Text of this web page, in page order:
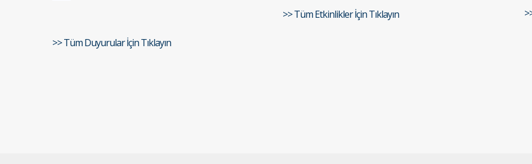
>> Tüm Duyurular İçin Tıklayın
>> Tüm Etkinlikler İçin Tıklayın